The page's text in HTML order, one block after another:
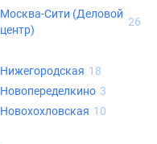
Москва-Сити (Деловой
центр)
26
Нижегородская 18
Новопеределкино 3
Новохохловская 10